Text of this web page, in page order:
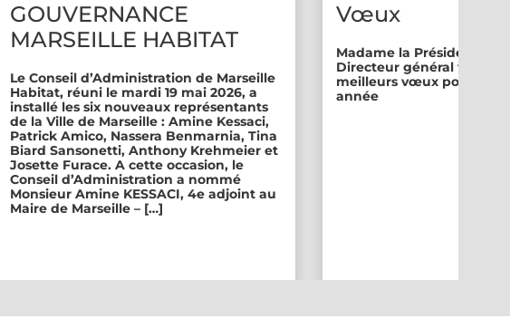
GOUVERNANCE
MARSEILLE HABITAT
Le Conseil d’Administration de Marseille
Habitat, réuni le mardi 19 mai 2026, a
installé les six nouveaux représentants
de la Ville de Marseille : Amine Kessaci,
Patrick Amico, Nassera Benmarnia, Tina
Biard Sansonetti, Anthony Krehmeier et
Josette Furace. A cette occasion, le
Conseil d’Administration a nommé
Monsieur Amine KESSACI, 4e adjoint au
Maire de Marseille – […]
Vœux
Madame la Présidente et
Directeur général vous
meilleurs vœux pour
année